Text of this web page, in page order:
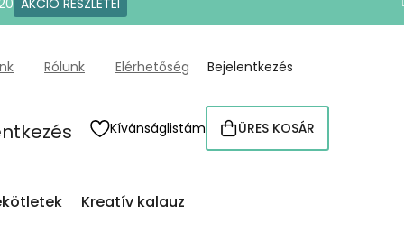
AKCIÓ RÉSZLETEI
Rólunk Elérhetőség Bejelentkezés
Kívánságlistám KOSÁR
ÜRES KOSÁR
Kreatív kalauz